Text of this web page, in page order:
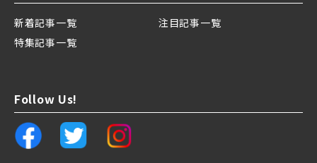
新着記事一覧
注目記事一覧
特集記事一覧
Follow Us!